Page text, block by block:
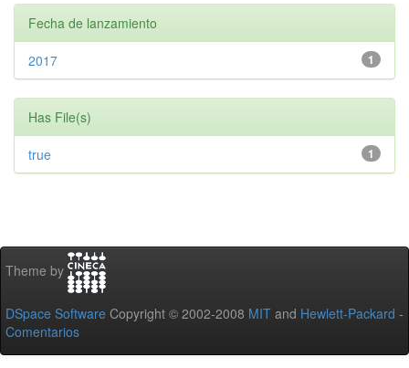
Fecha de lanzamiento
1
2017
Has File(s)
1
true
Theme by
DSpace Software Copyright © 2002-2008 MIT and Hewlett-Packard -
Comentarios